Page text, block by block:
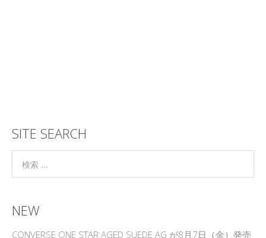
SITE SEARCH
NEW
CONVERSE ONE STAR AGED SUEDE AG が8月7日（金）発売